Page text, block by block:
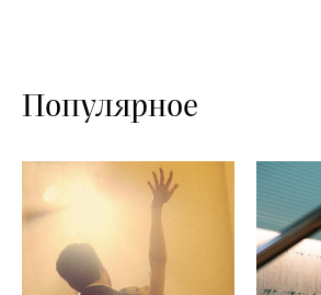
Популярное